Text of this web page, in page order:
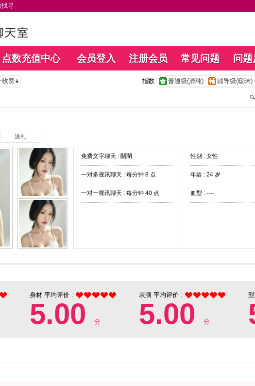
找寻
点数充值中心 会员登入 注册会员 常见问题 问题
收费 指数 普通级(清纯) 辅导级(暧昧)
送礼
免费文字聊天 : 關閉
一对多视讯聊天 : 每分钟 8 点
一对一视讯聊天 : 每分钟 40 点
性别 : 女性
年龄 : 24 岁
血型 : ----
身材 平均评价 :
5.00 分
表演 平均评价 :
5.00 分